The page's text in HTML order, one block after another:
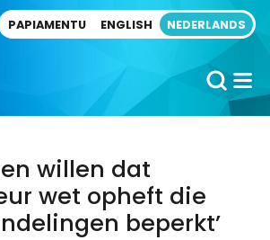
PAPIAMENTU ENGLISH NEDERLANDS
willen dat
wet opheft die
beperkt’